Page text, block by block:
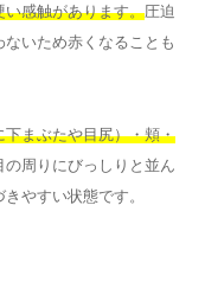
い感触があります。圧迫
いため赤くなることも
下まぶたや目尻）・頬・
周りにびっしりと並ん
やすい状態です。